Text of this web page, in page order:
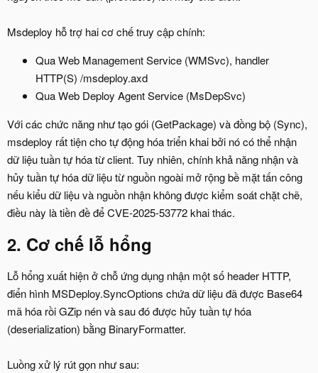
Msdeploy hỗ trợ hai cơ chế truy cập chính:
Qua Web Management Service (WMSvc), handler
HTTP(S) /msdeploy.axd
Qua Web Deploy Agent Service (MsDepSvc)
Với các chức năng như tạo gói (GetPackage) và đồng bộ (Sync),
msdeploy rất tiện cho tự động hóa triển khai bởi nó có thể nhận
dữ liệu tuần tự hóa từ client. Tuy nhiên, chính khả năng nhận và
hủy tuần tự hóa dữ liệu từ nguồn ngoài mở rộng bề mặt tấn công
nếu kiểu dữ liệu và nguồn nhận không được kiểm soát chặt chẽ,
điều này là tiền đề để CVE-2025-53772 khai thác.
2. Cơ chế lỗ hổng​
Lỗ hổng xuất hiện ở chỗ ứng dụng nhận một số header HTTP,
điển hình MSDeploy.SyncOptions chứa dữ liệu đã được Base64
mã hóa rồi GZip nén và sau đó được hủy tuần tự hóa
(deserialization) bằng BinaryFormatter.
Luồng xử lý rút gọn như sau: